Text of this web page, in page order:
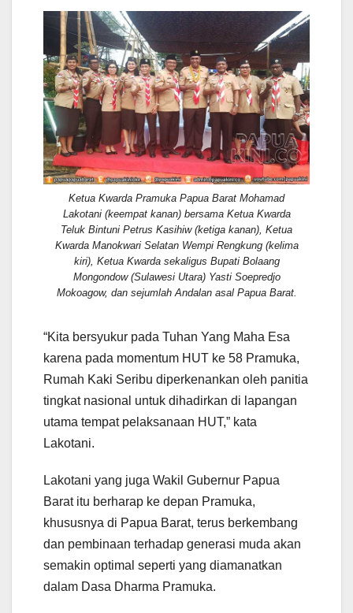
Ketua Kwarda Pramuka Papua Barat Mohamad
Lakotani (keempat kanan) bersama Ketua Kwarda
Teluk Bintuni Petrus Kasihiw (ketiga kanan), Ketua
Kwarda Manokwari Selatan Wempi Rengkung (kelima
kiri), Ketua Kwarda sekaligus Bupati Bolaang
Mongondow (Sulawesi Utara) Yasti Soepredjo
Mokoagow, dan sejumlah Andalan asal Papua Barat.
“Kita bersyukur pada Tuhan Yang Maha Esa
karena pada momentum HUT ke 58 Pramuka,
Rumah Kaki Seribu diperkenankan oleh panitia
tingkat nasional untuk dihadirkan di lapangan
utama tempat pelaksanaan HUT,” kata
Lakotani.
Lakotani yang juga Wakil Gubernur Papua
Barat itu berharap ke depan Pramuka,
khususnya di Papua Barat, terus berkembang
dan pembinaan terhadap generasi muda akan
semakin optimal seperti yang diamanatkan
dalam Dasa Dharma Pramuka.